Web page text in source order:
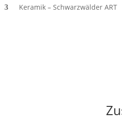
Keramik – Schwarzwälder ART